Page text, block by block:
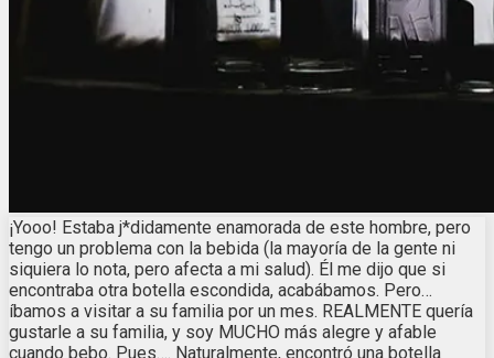
¡Yooo! Estaba j*didamente enamorada de este hombre, pero
tengo un problema con la bebida (la mayoría de la gente ni
siquiera lo nota, pero afecta a mi salud). Él me dijo que si
encontraba otra botella escondida, acabábamos. Pero…
íbamos a visitar a su familia por un mes. REALMENTE quería
gustarle a su familia, y soy MUCHO más alegre y afable
cuando bebo. Pues…. Naturalmente, encontró una botella